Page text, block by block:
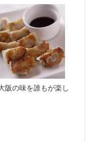
阪の味を誰もが楽し